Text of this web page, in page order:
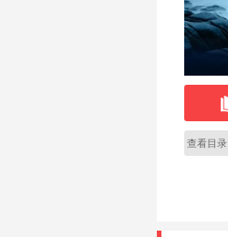
查看目录